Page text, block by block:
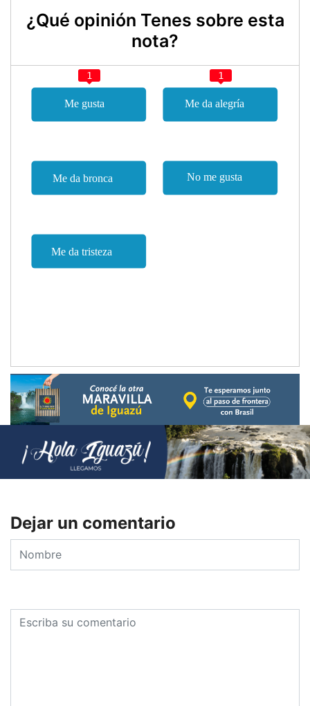
¿Qué opinión Tenes sobre esta
nota?
1 1
Dejar un comentario